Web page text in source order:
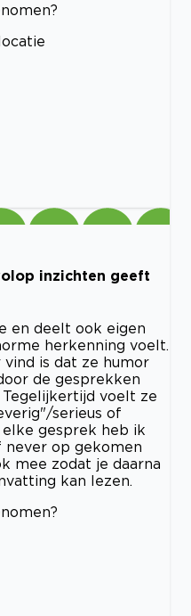
inzichten geeft
en deelt ook eigen
herkenning voelt.
is dat ze humor
de gesprekken
voelt ze
serieus of
gesprek heb ik
op gekomen
mee zodat je daarna
kan lezen.